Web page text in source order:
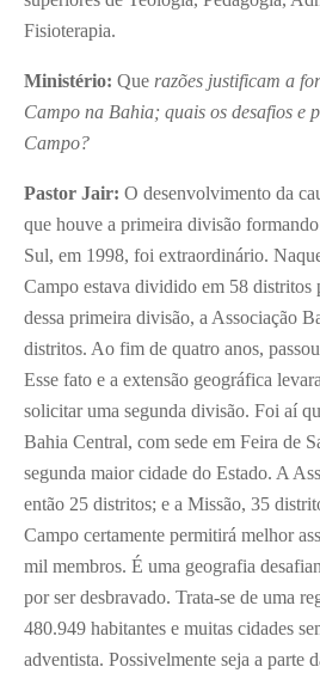
Fisioterapia.
Ministério: Que razões justificam a
Campo na Bahia; quais os desafios e
Campo?
Pastor Jair: O desenvolvimento da
que houve a primeira divisão
Sul, em 1998, foi extraordinário.
Campo estava dividido em 58 distritos
dessa primeira divisão, a Associação
distritos. Ao fim de quatro anos,
Esse fato e a extensão geográfica
solicitar uma segunda divisão. Foi aí
Bahia Central, com sede em Feira de
segunda maior cidade do Estado. A
então 25 distritos; e a Missão, 35
Campo certamente permitirá melhor
mil membros. É uma geografia
por ser desbravado. Trata-se de uma
480.949 habitantes e muitas cidades
adventista. Possivelmente seja a parte